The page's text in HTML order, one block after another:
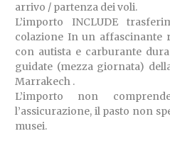
arrivo / partenza dei voli.
L’importo INCLUDE
colazione In un affascinante
con autista e carburante
guidate (mezza giornata)
Marrakech .
L’importo non
l’assicurazione, il pasto non
musei.